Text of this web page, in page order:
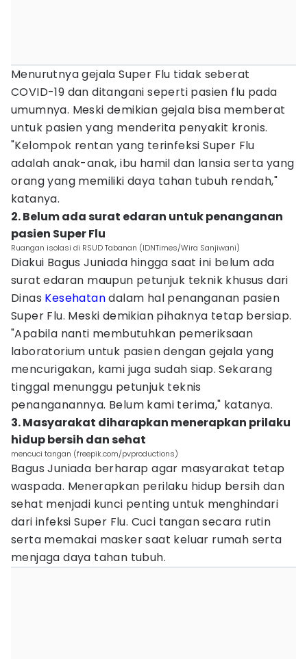
Menurutnya gejala Super Flu tidak seberat
COVID-19 dan ditangani seperti pasien flu pada
umumnya. Meski demikian gejala bisa memberat
untuk pasien yang menderita penyakit kronis.
"Kelompok rentan yang terinfeksi Super Flu
adalah anak-anak, ibu hamil dan lansia serta yang
orang yang memiliki daya tahan tubuh rendah,"
katanya.
2. Belum ada surat edaran untuk penanganan
pasien Super Flu
Ruangan isolasi di RSUD Tabanan (IDNTimes/Wira Sanjiwani)
Diakui Bagus Juniada hingga saat ini belum ada
surat edaran maupun petunjuk teknik khusus dari
Dinas Kesehatandalam hal penanganan pasien
Super Flu. Meski demikian pihaknya tetap bersiap.
"Apabila nanti membutuhkan pemeriksaan
laboratorium untuk pasien dengan gejala yang
mencurigakan, kami juga sudah siap. Sekarang
tinggal menunggu petunjuk teknis
penanganannya. Belum kami terima," katanya.
3. Masyarakat diharapkan menerapkan prilaku
hidup bersih dan sehat
mencuci tangan (freepik.com/pvproductions)
Bagus Juniada berharap agar masyarakat tetap
waspada. Menerapkan perilaku hidup bersih dan
sehat menjadi kunci penting untuk menghindari
dari infeksi Super Flu. Cuci tangan secara rutin
serta memakai masker saat keluar rumah serta
menjaga daya tahan tubuh.